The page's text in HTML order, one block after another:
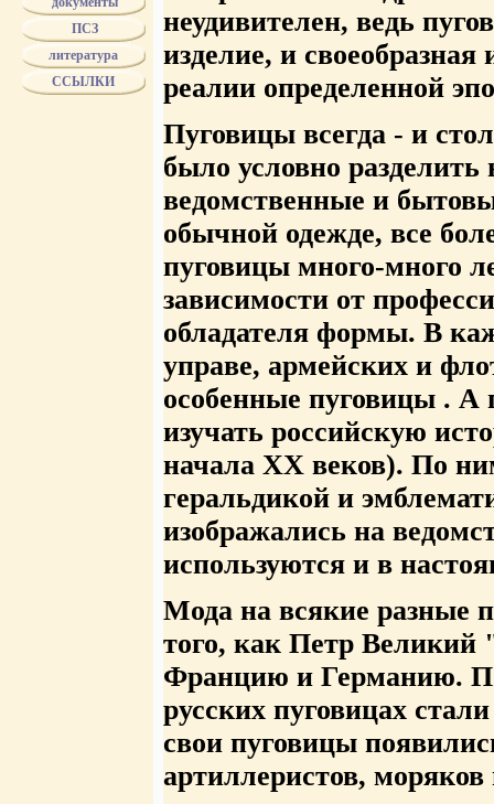
ПСЗ
литература
ССЫЛКИ
неудивителен, ведь
изделие, и
реалии определенной
Пуговицы всегда - и
было условно
ведомственные и
обычной одежде, все
пуговицы много-много
зависимости от
обладателя формы. В
управе, армейских и
особенные пуговицы . А
изучать российскую
начала XX веков). По
геральдикой и
изображались на
используются и в
Мода на всякие разные
того, как Петр Великий
Францию и Германию.
русских пуговицах
свои пуговицы
артиллеристов, моряков